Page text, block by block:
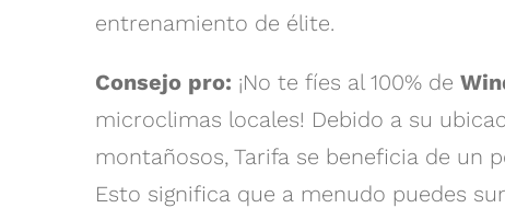
entrenamiento de élite.
Consejo pro: ¡No te fíes al 100% de
microclimas locales! Debido a su
montañosos, Tarifa se beneficia de un
Esto significa que a menudo puedes